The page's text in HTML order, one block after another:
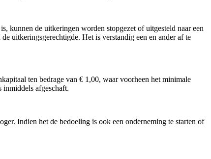
kunnen de uitkeringen worden stopgezet of uitgesteld naar een
uitkeringsgerechtigde. Het is verstandig een en ander af te
ten bedrage van € 1,00, waar voorheen het minimale
afgeschaft.
Indien het de bedoeling is ook een onderneming te starten of